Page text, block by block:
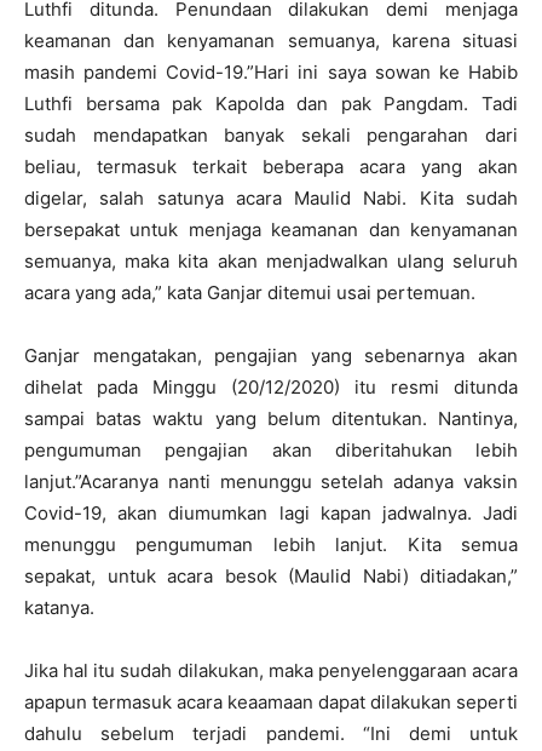
Luthfi ditunda. Penundaan dilakukan demi menjaga
keamanan dan kenyamanan semuanya, karena situasi
masih pandemi Covid-19.”Hari ini saya sowan ke Habib
Luthfi bersama pak Kapolda dan pak Pangdam. Tadi
sudah mendapatkan banyak sekali pengarahan dari
beliau, termasuk terkait beberapa acara yang akan
digelar, salah satunya acara Maulid Nabi. Kita sudah
bersepakat untuk menjaga keamanan dan kenyamanan
semuanya, maka kita akan menjadwalkan ulang seluruh
acara yang ada,” kata Ganjar ditemui usai pertemuan.
Ganjar mengatakan, pengajian yang sebenarnya akan
dihelat pada Minggu (20/12/2020) itu resmi ditunda
sampai batas waktu yang belum ditentukan. Nantinya,
pengumuman pengajian akan diberitahukan lebih
lanjut.”Acaranya nanti menunggu setelah adanya vaksin
Covid-19, akan diumumkan lagi kapan jadwalnya. Jadi
menunggu pengumuman lebih lanjut. Kita semua
sepakat, untuk acara besok (Maulid Nabi) ditiadakan,”
katanya.
Jika hal itu sudah dilakukan, maka penyelenggaraan acara
apapun termasuk acara keaamaan dapat dilakukan seperti
dahulu sebelum terjadi pandemi. “Ini demi untuk